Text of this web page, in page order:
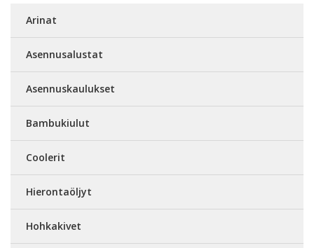
Arinat
Asennusalustat
Asennuskaulukset
Bambukiulut
Coolerit
Hierontaöljyt
Hohkakivet